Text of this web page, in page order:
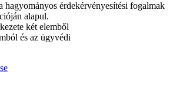
hagyományos érdekérvényesítési fogalmak
alapul.
két elemből
és az ügyvédi